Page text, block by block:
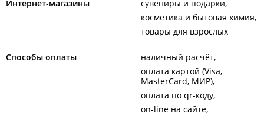
Интернет-магазины
сувениры и подарки
косметика и бытовая химия
товары для взрослых
Способы оплаты
наличный расчёт
оплата картой (Visa,
MasterCard, МИР)
оплата по qr-коду
on-line на сайте